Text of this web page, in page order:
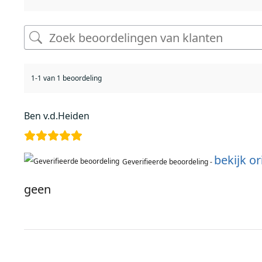
1-1 van 1 beoordeling
Ben v.d.Heiden
Geverifieerde beoordeling - bekijk
geen